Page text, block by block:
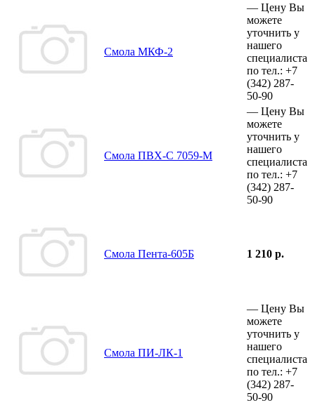
Смола МКФ-2
— Цену Вы
можете
уточнить у
нашего
специалиста
по тел.: +7
(342) 287-
50-90
Смола ПВХ-С 7059-М
— Цену Вы
можете
уточнить у
нашего
специалиста
по тел.: +7
(342) 287-
50-90
Смола Пента-605Б 1 210 р.
Смола ПИ-ЛК-1
— Цену Вы
можете
уточнить у
нашего
специалиста
по тел.: +7
(342) 287-
50-90